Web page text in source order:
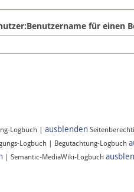
für einen
Logbuch | ausblenden
Logbuch | Begutachtung-Logbuch
| Semantic-MediaWiki-Logbuch